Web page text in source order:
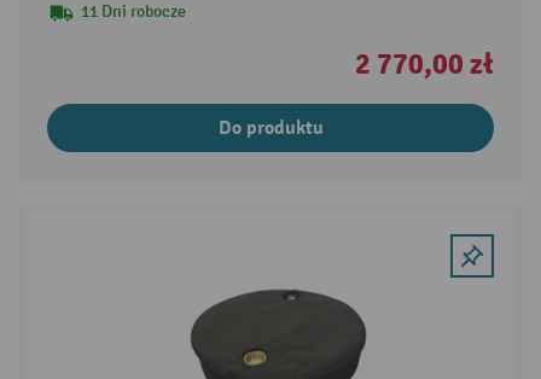
11 Dni robocze
2 770,00 zł
Do produktu